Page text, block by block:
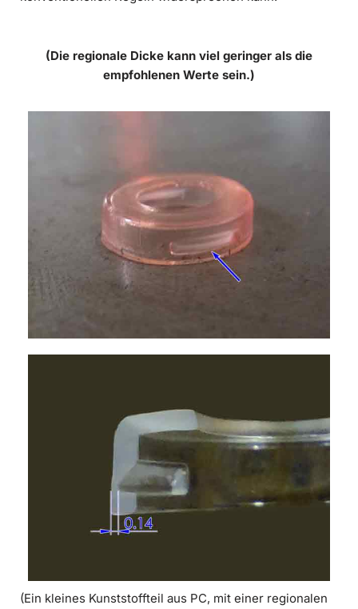
(Die regionale Dicke kann viel geringer als die
empfohlenen Werte sein.)
(Ein kleines Kunststoffteil aus PC, mit einer regionalen